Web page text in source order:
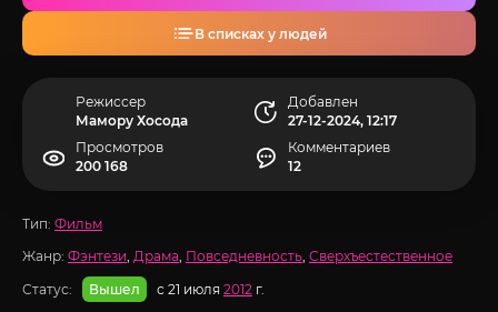
В списках у людей
Режиссер
Мамору Хосода
Добавлен
27-12-2024, 12:17
Просмотров
200 168
Комментариев
12
Тип: Фильм
Жанр: Фэнтези, Драма, Повседневность, Сверхъестественное
Статус:
Вышел с 21 июля 2012 г.